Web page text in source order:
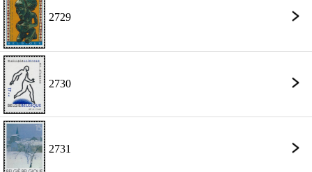
2729
2730
2731